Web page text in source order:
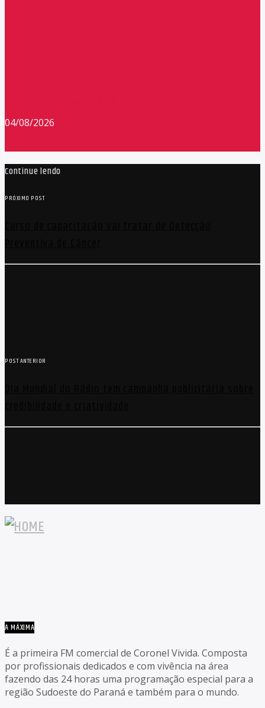
04/08/2026
Continue lendo
PRÓXIMO POST
POST ANTERIOR
A MÁXIMA
É a primeira FM comercial de Coronel Vivida. Composta
por profissionais dedicados e com vivência na área
fazendo das 24 horas uma programação especial para a
região Sudoeste do Paraná e também para o mundo.